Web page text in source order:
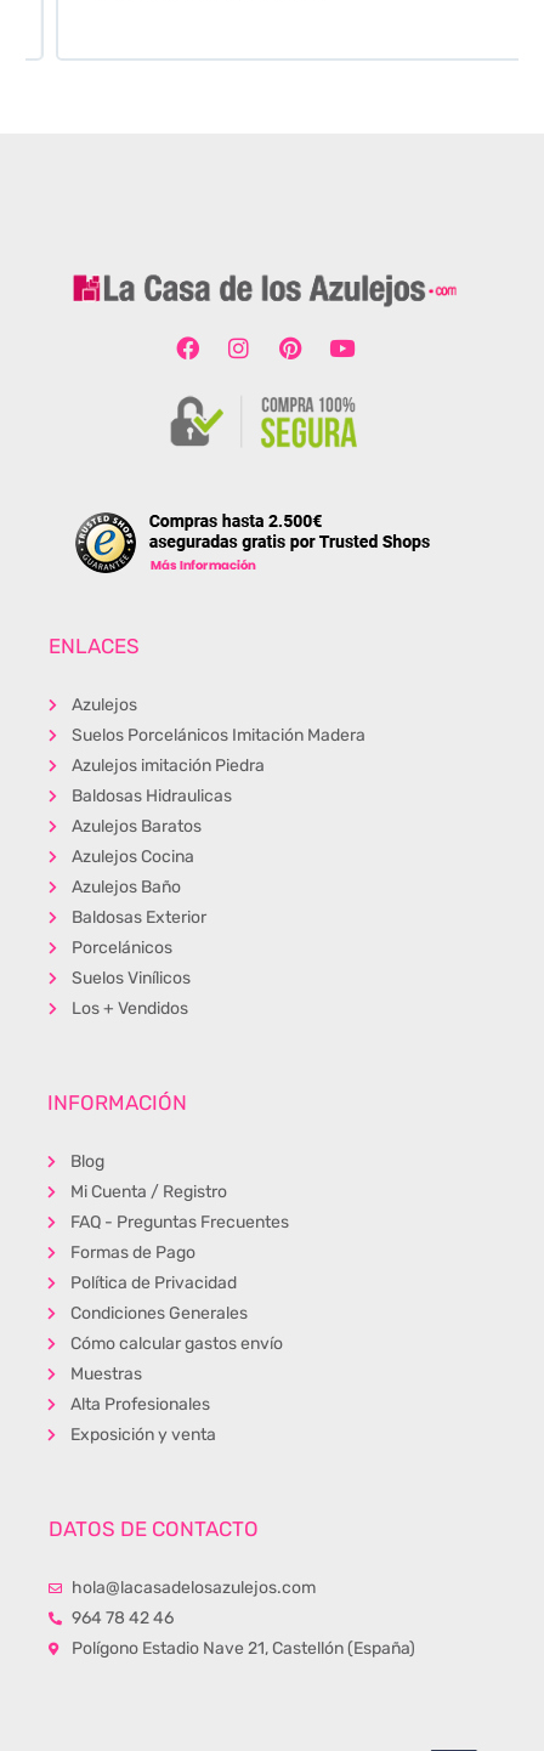
ENLACES
Azulejos
Suelos Porcelánicos Imitación Madera
Azulejos imitación Piedra
Baldosas Hidraulicas
Azulejos Baratos
Azulejos Cocina
Azulejos Baño
Baldosas Exterior
Porcelánicos
Suelos Vinílicos
Los + Vendidos
INFORMACIÓN
Blog
Mi Cuenta / Registro
FAQ - Preguntas Frecuentes
Formas de Pago
Política de Privacidad
Condiciones Generales
Cómo calcular gastos envío
Muestras
Alta Profesionales
Exposición y venta
DATOS DE CONTACTO
hola@lacasadelosazulejos.com
964 78 42 46
Polígono Estadio Nave 21, Castellón (España)